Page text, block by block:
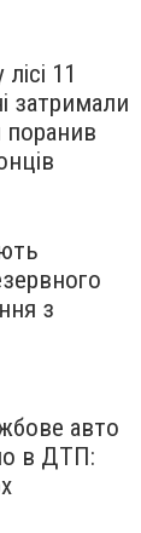
11
затримали
поранив
з
авто
в ДТП: